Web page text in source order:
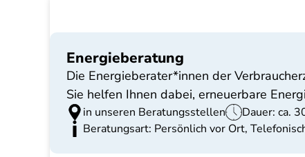
Energieberatung
Die Energieberater*innen der
Sie helfen Ihnen dabei, erneuerbare
in unseren Beratungsstellen Dauer: ca.
Beratungsart: Persönlich vor Ort,